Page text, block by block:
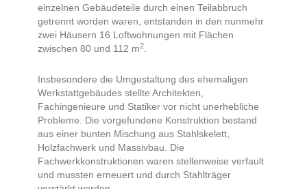
einzelnen Gebäudeteile durch einen Teilabbruch
getrennt worden waren, entstanden in den nunmehr
zwei Häusern 16 Loftwohnungen mit Flächen
zwischen 80 und 112 m2
Insbesondere die Umgestaltung des ehemaligen
Werkstattgebäudes stellte Architekten,
Fachingenieure und Statiker vor nicht unerhebliche
Probleme. Die vorgefundene Konstruktion bestand
aus einer bunten Mischung aus Stahlskelett,
Holzfachwerk und Massivbau. Die
Fachwerkkonstruktionen waren stellenweise verfault
und mussten erneuert und durch Stahlträger